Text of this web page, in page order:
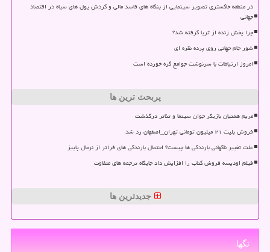
در منطقه خاکستری تصویر سینمایی از بنگاه های فاسد مالی و گردش پول های سیاه در اقتصاد
جهانی
چرا پخش زنده از ثریا گرفته شد؟
شور جام جهانی روی پرده نقره ای
امروز ارتباطات با سرنوشت جوامع گره خورده است
پربحث ترین ها
مریم همتیان بازیگر جوان سینما و تئاتر درگذشت
فروش بلیت ۲۱ میلیون تومانی تهران_اصفهان رد شد
علت تغییر ناگهانی بارندگی ها چیست؟ احتمال بارندگی های فراتر از نرمال پاییز
فیلم اودیسه فروش کتاب را افزایش داد جایگاه ترجمه های متفاوت
جدیدترین ها
تگها